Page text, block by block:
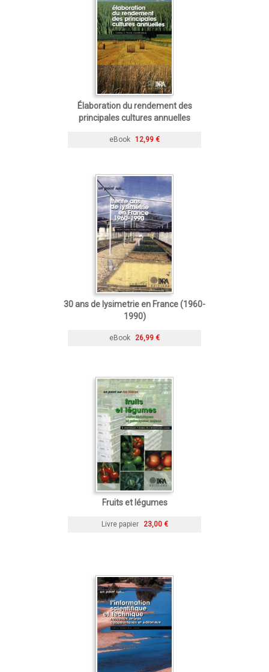
Élaboration du rendement des
principales cultures annuelles
eBook 12,99 €
30 ans de lysimetrie en France (1960-
1990)
eBook 26,99 €
Fruits et légumes
Livre papier 23,00 €